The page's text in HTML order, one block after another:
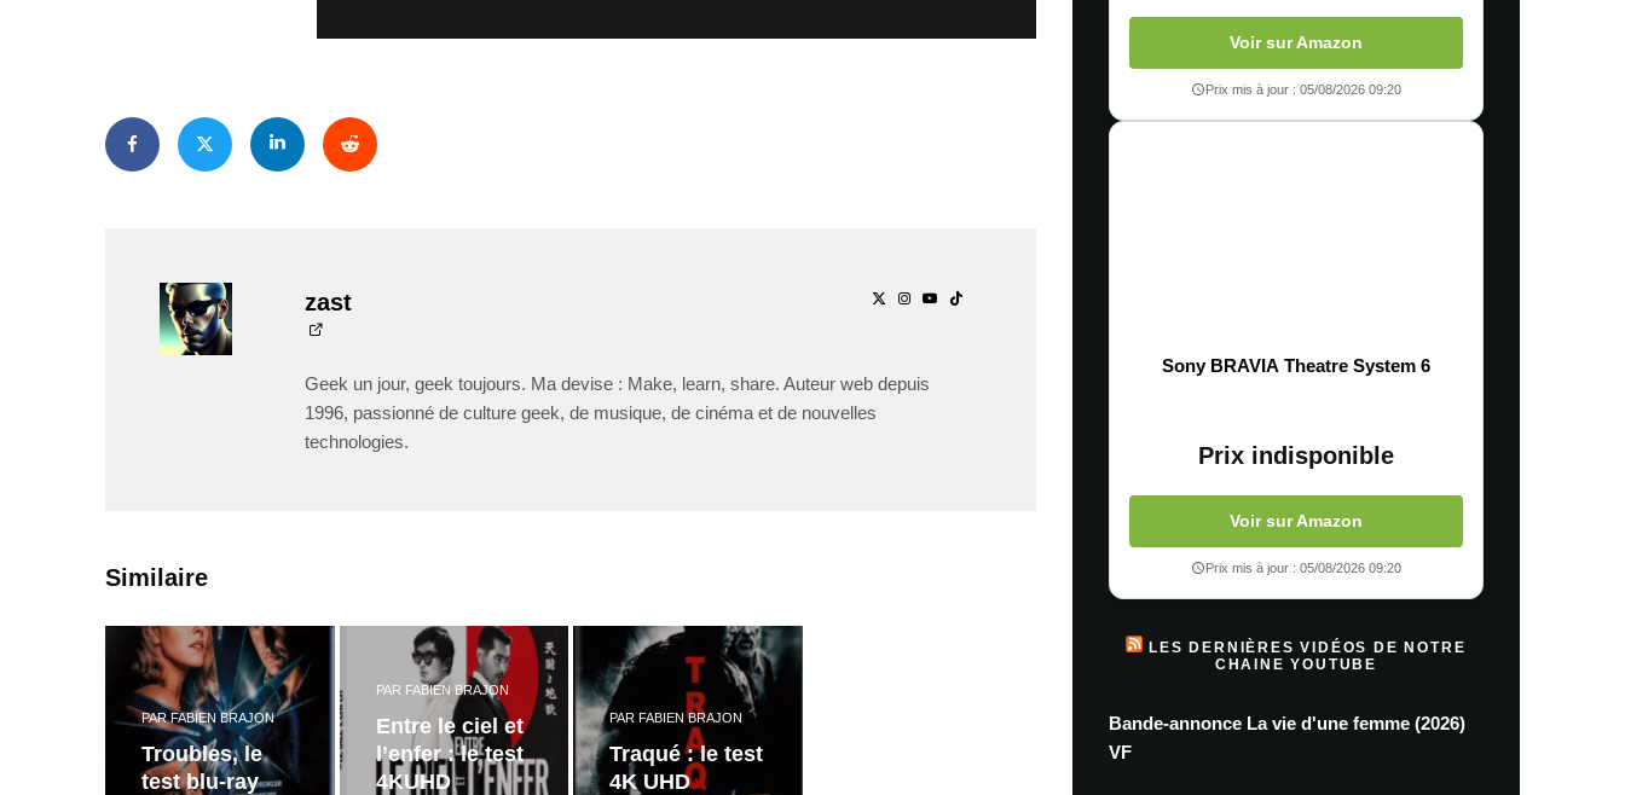
zast
Geek un jour, geek toujours. Ma devise : Make, learn, share. Auteur web depuis
1996, passionné de culture geek, de musique, de cinéma et de nouvelles
technologies.
Similaire
PARFABIEN BRAJON
Troubles, le
test blu-ray
PAR FABIEN BRAJON
Entre le ciel et
l’enfer : le test
4KUHD
PAR FABIEN BRAJON
Traqué : le test
4K UHD
Voir sur Amazon
Prix mis à jour : 05/08/2026 09:20
Sony BRAVIA Theatre System 6
Prix indisponible
Voir sur Amazon
Prix mis à jour : 05/08/2026 09:20
LES DERNIÈRES VIDÉOS DE NOTRE
CHAINE YOUTUBE
Bande-annonce La vie d'une femme (2026)
VF